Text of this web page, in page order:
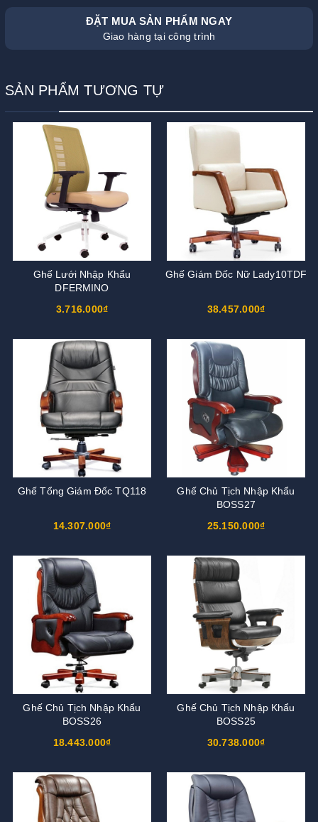
ĐẶT MUA SẢN PHẨM NGAY
Giao hàng tại công trình
SẢN PHẨM TƯƠNG TỰ
Ghế Lưới Nhập Khẩu
DFERMINO
3.716.000₫
Ghế Giám Đốc Nữ Lady10TDF
38.457.000₫
Ghế Tổng Giám Đốc TQ118
14.307.000₫
Ghế Chủ Tịch Nhập Khẩu
BOSS27
25.150.000₫
Ghế Chủ Tịch Nhập Khẩu
BOSS26
18.443.000₫
Ghế Chủ Tịch Nhập Khẩu
BOSS25
30.738.000₫